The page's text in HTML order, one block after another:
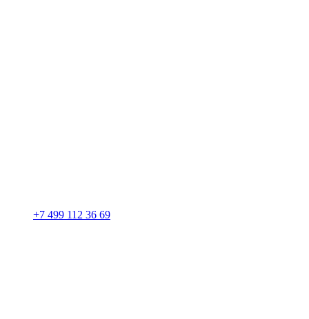
+7 499 112 36 69